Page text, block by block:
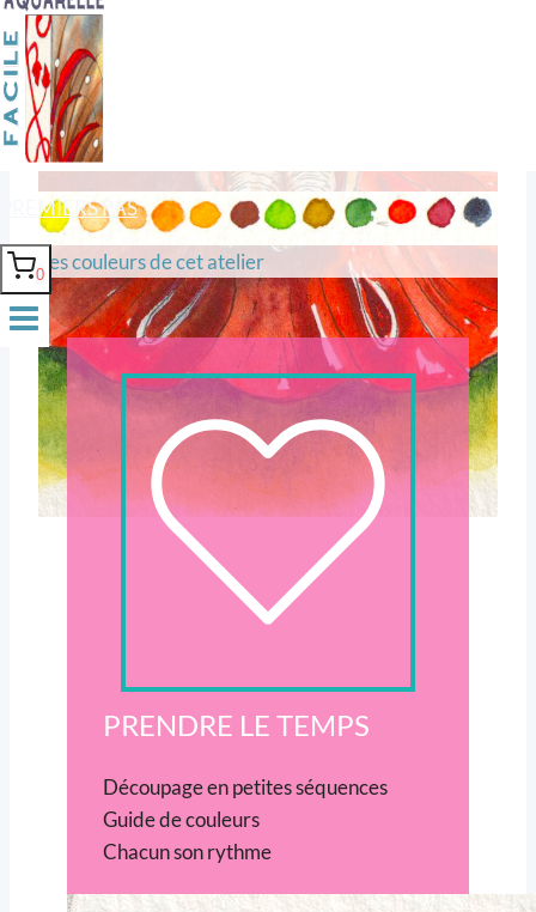
PREMIERS PAS
0
Le secret rouge de la prairie.
Les couleurs de cet atelier
PRENDRE LE TEMPS
Découpage en petites séquences
Guide de couleurs
Chacun son rythme